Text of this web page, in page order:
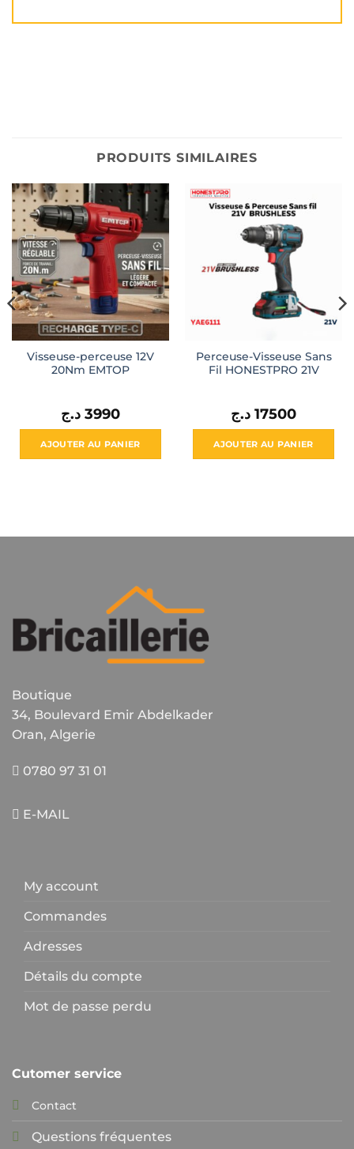
PRODUITS SIMILAIRES
Visseuse-perceuse 12V
20Nm EMTOP
3990 د.ج
AJOUTER AU PANIER
Perceuse-Visseuse Sans
Fil HONESTPRO 21V
17500 د.ج
AJOUTER AU PANIER
Boutique
34, Boulevard Emir Abdelkader
Oran, Algerie
0780 97 31 01
E-MAIL
My account
Commandes
Adresses
Détails du compte
Mot de passe perdu
Cutomer service
Contact
Questions fréquentes